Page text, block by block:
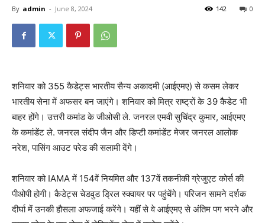
By admin - June 8, 2024 0
142
शनिवार को 355 कैडेट्स भारतीय सैन्य अकादमी (आईएमए) से कसम लेकर
भारतीय सेना में अफसर बन जाएंगे। शनिवार को मित्र राष्ट्रों के 39 कैडेट भी
बाहर होंगे। उत्तरी कमांड के जीओसी ले. जनरल एमवी सुचिंद्र कुमार, आईएमए
के कमांडेंट ले. जनरल संदीप जैन और डिप्टी कमांडेंट मेजर जनरल आलोक
नरेश, पासिंग आउट परेड की सलामी देंगे।
शनिवार को IAMA में 154वें नियमित और 137वें तकनीकी ग्रेजुएट कोर्स की
पीओपी होगी। कैडेट्स चेडवुड ड्रिल स्क्वायर पर पहुंचेंगे। परिजन सामने दर्शक
दीर्घा में उनकी हौसला अफजाई करेंगे। यहीं से वे आईएमए से अंतिम पग भरने और